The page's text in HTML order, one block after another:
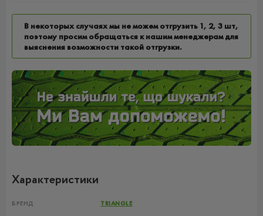
В некоторых случаях мы не можем отгрузить 1, 2, 3 шт,
поэтому просим обращаться к нашим менеджерам для
выяснения возможности такой отгрузки.
Характеристики
БРЕНД TRIANGLE